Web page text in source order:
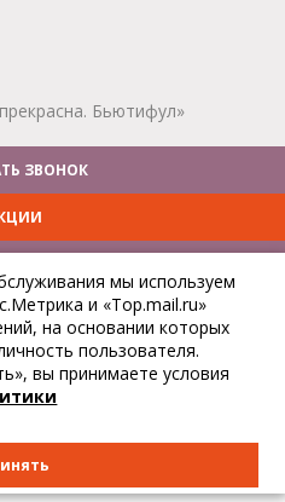
Бьютифул»
ЗВОНОК
ЗАКАЗ
мы используем
и «Top.mail.ru»
на основании которых
пользователя.
вы принимаете условия